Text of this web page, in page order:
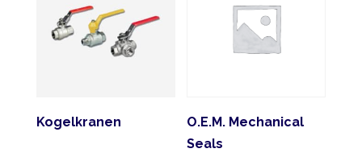
Kogelkranen
O.E.M. Mechanical
Seals